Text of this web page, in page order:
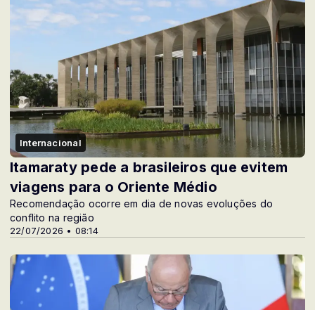
Internacional
22/07/2026 • 08:14
Itamaraty pede a brasileiros que evitem
viagens para o Oriente Médio
Recomendação ocorre em dia de novas evoluções do
conflito na região